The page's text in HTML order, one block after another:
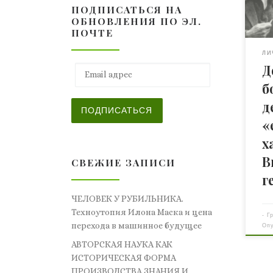
он
-
ПОДПИСАТЬСЯ НА
ОБНОВЛЕНИЯ ПО ЭЛ.
ПОЧТЕ
ПОДПИСАТЬСЯ
СВЕЖИЕ ЗАПИСИ
ЧЕЛОВЕК У РУБИЛЬНИКА.
Техноутопия Илона Маска и цена
перехода в машинное будущее
АВТОРСКАЯ НАУКА КАК
ИСТОРИЧЕСКАЯ ФОРМА